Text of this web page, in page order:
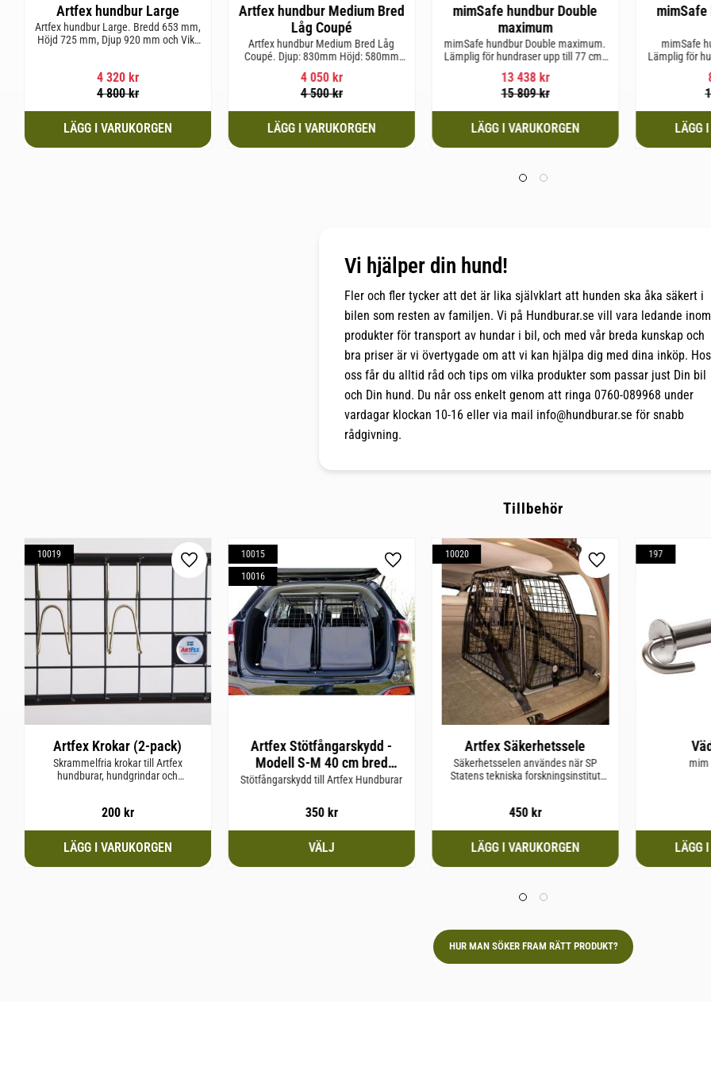
Artfex hundbur Large
Artfex hundbur Large. Bredd 653 mm,
Höjd 725 mm, Djup 920 mm och Vikt
4 320kr
4 800kr
Artfex hundbur Medium Bred
Låg Coupé
Artfex hundbur Medium Bred Låg
Coupé. Djup: 830mm Höjd: 580mm
Bredd: 653mm Vikt: 17,5kg
4 050kr
4 500kr
mimSafe hundbur Double
maximum
mimSafe hundbur Double maximum.
Lämplig för hundraser upp till 77 cm i
mankhöjd.
13 438kr
15 809kr
mimSafe
mimSafe
Lämplig för
Vi hjälper din hund!
Fler och fler tycker att det är lika självklart att hunden ska åka säkert i
bilen som resten av familjen. Vi på Hundburar.se vill vara ledande inom
produkter för transport av hundar i bil, och med vår breda kunskap och
bra priser är vi övertygade om att vi kan hjälpa dig med dina inköp. Hos
oss får du alltid råd och tips om vilka produkter som passar just Din bil
och Din hund. Du når oss enkelt genom att ringa 0760-089968 under
vardagar klockan 10-16 eller via mail info@hundburar.se för snabb
rådgivning.
Tillbehör
Artfex Krokar (2-pack)
Skrammelfria krokar till Artfex
hundburar, hundgrindar och
200kr
10019
Lägg till i favoriter
Artfex Stötfångarskydd -
Modell S-M 40 cm bred
(passar Dubbelbur, Small &
Stötfångarskydd till Artfex Hundburar
350kr
10015
10016
Lägg till i favoriter
Artfex Säkerhetssele
Säkerhetsselen användes när SP
Statens tekniska forskningsinstitut
450kr
10020
Lägg till i favoriter
mim
197
HUR MAN SÖKER FRAM RÄTT PRODUKT?